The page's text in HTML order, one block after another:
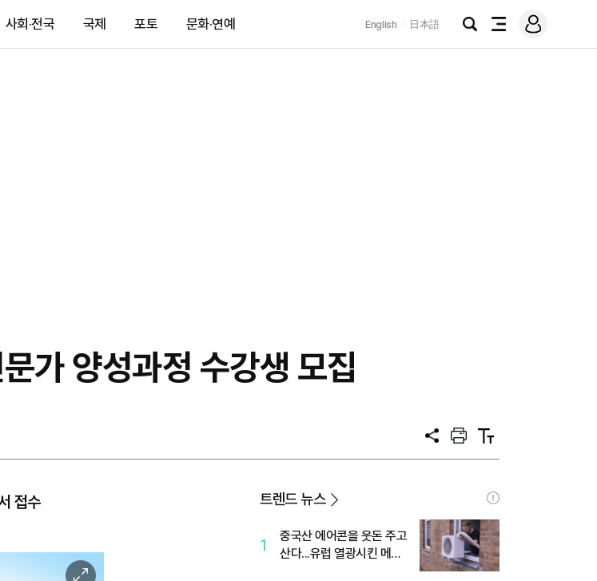
사회·전국 국제 포토 문화·연예 English 日本語
검
전
메
그
가 양성과정 수강생 모집
공
프
트
텍
트
접수
이
트렌드 뉴스
1
중국산 에어콘을 웃돈 주고
산다...유럽 열광시킨 메이